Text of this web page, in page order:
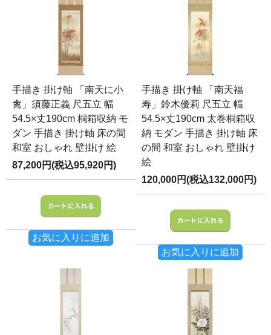
手描き 掛け軸 「南天に小
禽」須藤正義 尺五立 幅
54.5×丈190cm 桐箱収納 モ
ダン 手描き 掛け軸 床の間
和室 おしゃれ 壁掛け 絵
87,200円(税込95,920円)
お気に入りに追加
手描き 掛け軸 「南天福
寿」鈴木優莉 尺五立 幅
54.5×丈190cm 太巻桐箱収
納 モダン 手描き 掛け軸 床
の間 和室 おしゃれ 壁掛け
絵
120,000円(税込132,000円)
お気に入りに追加